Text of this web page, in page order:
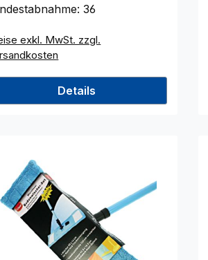
36
exkl. MwSt. zzgl.
Details